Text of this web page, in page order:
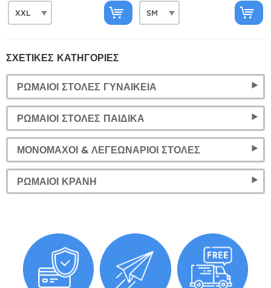
ΣΧΕΤΙΚΈΣ ΚΑΤΗΓΟΡΊΕΣ
ΡΩΜΑΊΟΙ ΣΤΟΛΈΣ ΓΥΝΑΙΚΕΊΑ
ΡΩΜΑΊΟΙ ΣΤΟΛΈΣ ΠΑΙΔΙΚΆ
ΜΟΝΟΜΆΧΟΙ & ΛΕΓΕΩΝΆΡΙΟΙ ΣΤΟΛΈΣ
ΡΩΜΑΊΟΙ ΚΡΆΝΗ